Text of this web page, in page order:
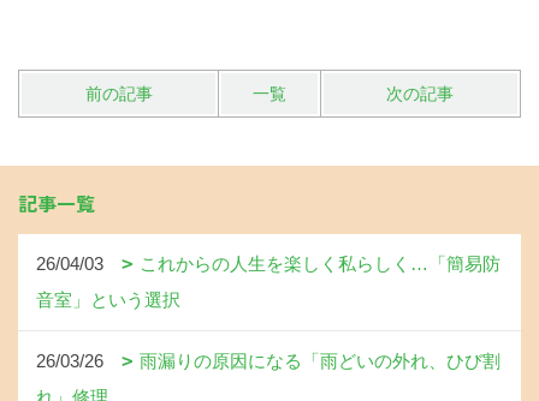
前の記事 一覧 次の記事
記事一覧
26/04/03
これからの人生を楽しく私らしく…「簡易防
音室」という選択
26/03/26
雨漏りの原因になる「雨どいの外れ、ひび割
れ」修理